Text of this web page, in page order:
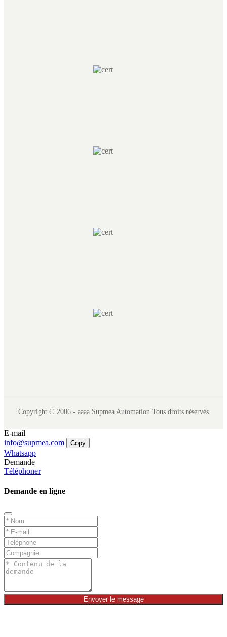
Copyright © 2006 - aaaa Supmea Automation Tous droits réservés
E-mail
info@supmea.com
Copy
Whatsapp
Demande
Téléphoner
Demande en ligne
Envoyer le message